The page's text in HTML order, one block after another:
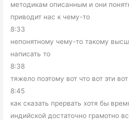
методикам описанным и они
приводит нас к чему-то
8:33
непонятному чему-то такому
написать то
8:38
тяжело поэтому вот что вот эти
8:45
как сказать прервать хотя бы
индийской достаточно грамотно